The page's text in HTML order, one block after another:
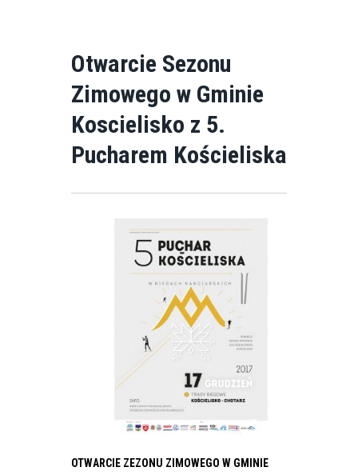
Otwarcie Sezonu
Zimowego w Gminie
Koscielisko z 5.
Pucharem Kościeliska
OTWARCIE ZEZONU ZIMOWEGO W GMINIE